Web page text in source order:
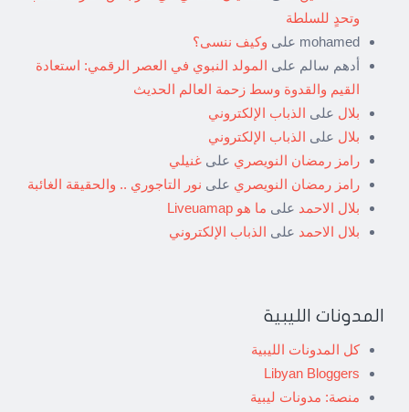
وتحدٍ للسلطة
mohamed على وكيف ننسى؟
أدهم سالم على المولد النبوي في العصر الرقمي: استعادة
القيم والقدوة وسط زحمة العالم الحديث
بلال على الذباب الإلكتروني
بلال على الذباب الإلكتروني
رامز رمضان النويصري على غنيلي
رامز رمضان النويصري على نور التاجوري .. والحقيقة الغائبة
بلال الاحمد على ما هو Liveuamap
بلال الاحمد على الذباب الإلكتروني
المدونات الليبية
كل المدونات الليبية
Libyan Bloggers
منصة: مدونات ليبية